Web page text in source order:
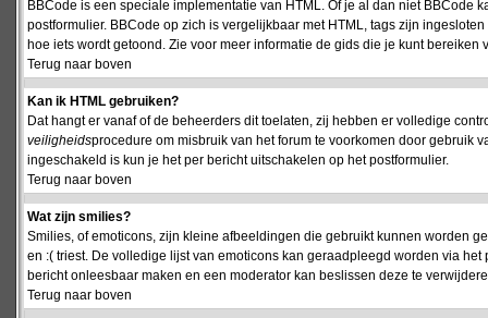
BBCode is een speciale implementatie van HTML. Of je al dan niet
postformulier. BBCode op zich is vergelijkbaar met HTML, tags zijn
hoe iets wordt getoond. Zie voor meer informatie de gids die je kunt bereiken
Terug naar boven
Kan ik HTML gebruiken?
Dat hangt er vanaf of de beheerders dit toelaten, zij hebben er volledige
veiligheidsprocedure om misbruik van het forum te voorkomen door gebruik
ingeschakeld is kun je het per bericht uitschakelen op het postformulier.
Terug naar boven
Wat zijn smilies?
Smilies, of emoticons, zijn kleine afbeeldingen die gebruikt kunnen worden
en :( triest. De volledige lijst van emoticons kan geraadpleegd worden via
bericht onleesbaar maken en een moderator kan beslissen deze te
Terug naar boven